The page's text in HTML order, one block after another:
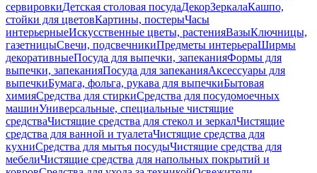
сервировкиДетская столовая посудаДекорЗеркалаКашпо,
стойки для цветовКартины, постерыЧасы
интерьерныеИскусственные цветы, растенияВазыКлючницы,
газетницыСвечи, подсвечникиПредметы интерьераШирмы
декоративныеПосуда для выпечки, запеканияФормы для
выпечки, запеканияПосуда для запеканияАксессуары для
выпечкиБумага, фольга, рукава для выпечкиБытовая
химияСредства для стиркиСредства для посудомоечных
машинУниверсальные, специальные чистящие
средстваЧистящие средства для стекол и зеркалЧистящие
средства для ванной и туалетаЧистящие средства для
кухниСредства для мытья посудыЧистящие средства для
мебелиЧистящие средства для напольных покрытий и